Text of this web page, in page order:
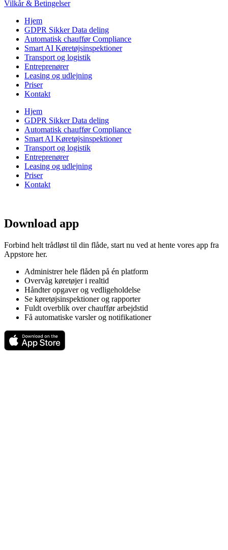
Vilkår & Betingelser
Hjem
GDPR Sikker Data deling
Automatisk chauffør Compliance
Smart AI Køretøjsinspektioner
Transport og logistik
Entreprenører
Leasing og udlejning
Priser
Kontakt
Hjem
GDPR Sikker Data deling
Automatisk chauffør Compliance
Smart AI Køretøjsinspektioner
Transport og logistik
Entreprenører
Leasing og udlejning
Priser
Kontakt
Download app
Forbind helt trådløst til din flåde, start nu ved at hente vores app fra
Appstore her.
Administrer hele flåden på én platform
Overvåg køretøjer i realtid
Håndter opgaver og vedligeholdelse
Se køretøjsinspektioner og rapporter
Fuldt overblik over chauffør arbejdstid
Få automatiske varsler og notifikationer